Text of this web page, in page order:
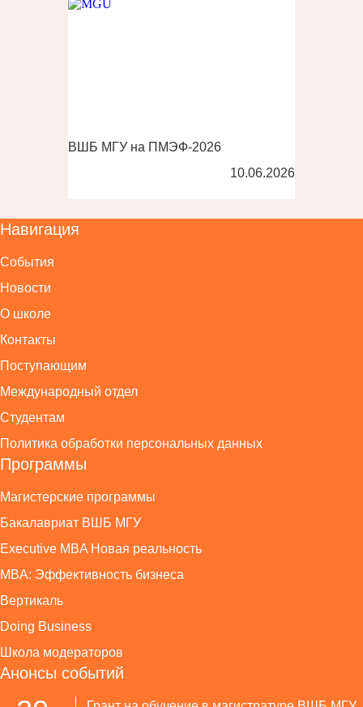
ВШБ МГУ на ПМЭФ-2026
10.06.2026
Навигация
События
Новости
О школе
Контакты
Поступающим
Международный отдел
Студентам
Политика обработки персональных данных
Программы
Магистерские программы
Бакалавриат ВШБ МГУ
Executive MBA Новая реальность
MBA: Эффективность бизнеса
Вертикаль
Doing Business
Школа модераторов
Анонсы событий